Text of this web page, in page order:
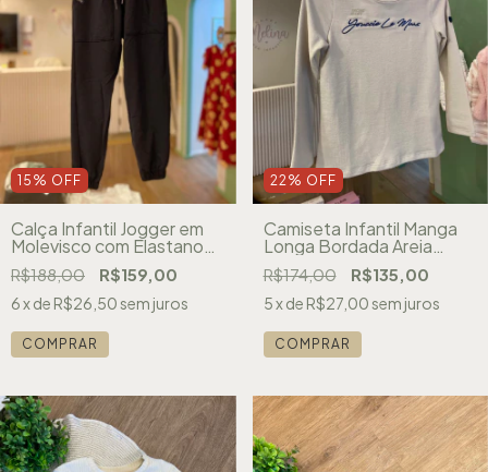
15 % OFF
Calça Infantil Jogger em
Molevisco com Elastano
Preto LucBoo 90715
R$188,00 R$159,00
6x de R$26,50sem juros
COMPRAR
22 % OFF
Camiseta Infantil Manga
Longa Bordada Areia
Youccie D3011
R$174,00 R$135,00
5x de R$27,00sem juros
COMPRAR